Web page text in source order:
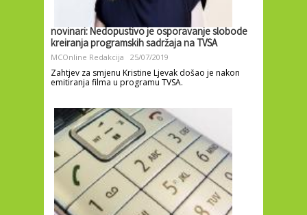
novinari: Nedopustivo je osporavanje slobode
kreiranja programskih sadržaja na TVSA
MCOnline Redakcija 25/07/2019
Zahtjev za smjenu Kristine Ljevak došao je nakon
emitiranja filma u programu TVSA.